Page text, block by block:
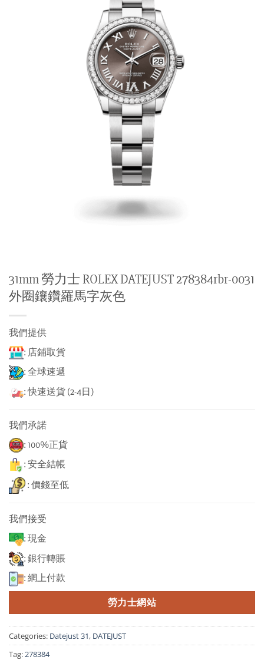
31mm 勞力士 ROLEX DATEJUST 278384rbr-0031
外圈鑲鑽羅馬字灰色
我們提供
: 店鋪取貨
: 全球速遞
: 快速送貨 (2-4日)
我們承諾
: 100%正貨
: 安全結帳
: 價錢至低
我們接受
: 現金
: 銀行轉賬
: 網上付款
勞力士網站
Categories: Datejust 31, DATEJUST
Tag:278384